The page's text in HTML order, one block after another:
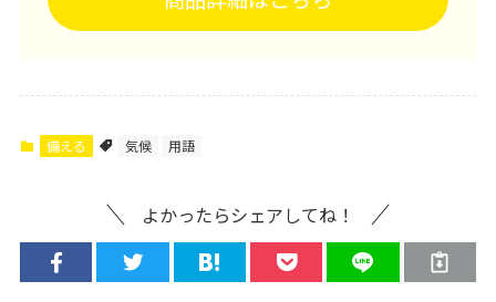
備える 気候 用語
よかったらシェアしてね！